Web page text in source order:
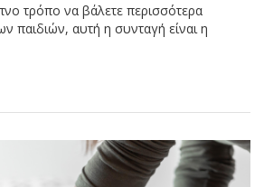
τρόπο να βάλετε περισσότερα
παιδιών, αυτή η συνταγή είναι η